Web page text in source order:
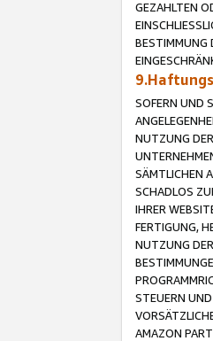
GEZAHLTEN
BESTIMMUNG
SOFERN UND
NUTZUNG
SÄMTLICHEN
SCHADLOS
IHRER
FERTIGUNG,
NUTZUNG
STEUERN
AMAZON